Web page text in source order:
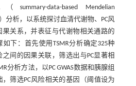
data-based Mendelian
分析，以系统探讨血清代谢物、PC风
果关系，并表征与代谢物相关通路的
下：首先使用TSMR分析确定325种
之间的因果关联，筛选出与PC显著相
分析方法，以PC GWAS数据和胰腺组
，筛选PC风险相关的基因（阈值设为